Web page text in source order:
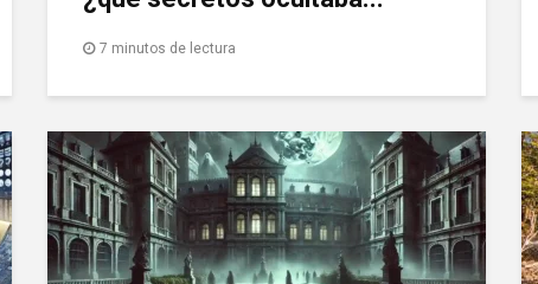
7 minutos de lectura